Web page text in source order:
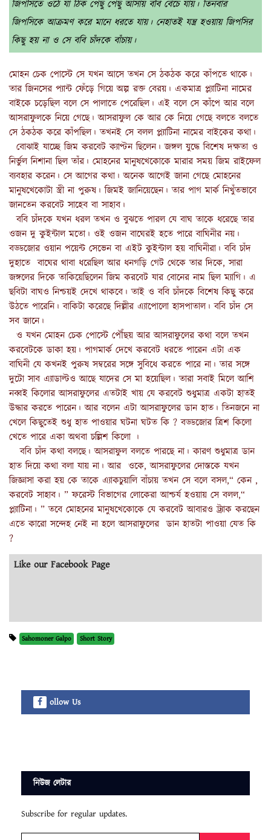
জিপসিতে ওঠে যা ঠিক পেছু পেছু আসায় ববি বেঁচে যায়। তিনবার
জিপসিকে আক্রমণ করে মানে ধরতে যায়। নেহাতই যন্ত্র হওয়ায় জিপসির
কিছু হয় না ও সে ববি চাঁদকে বাঁচায়।
মোহন চেক পোস্টে সে যখন আসে তখন সে ঠকঠক করে কাঁপতে থাকে।
তার জিনসের প্যান্ট ফেঁড়ে গিয়ে অল্প রক্ত বেরয়। একমাত্র প্ল্যাটিনা নামের
বাইকে চড়েছিল বলে সে পালাতে পেরেছিল। এই বলে সে কাঁপে আর বলে
আসরাফুলকে নিয়ে গেছে। আসরাফুল কে আর কে নিয়ে গেছে বলতে বলতে
সে ঠকঠক করে কাঁপছিল। তখনই সে বলল প্ল্যাটিনা নামের বাইকের কথা।
বোঝাই যাচ্ছে জিম করবেট ক্যাপ্টন ছিলেন। জঙ্গল যুদ্ধে বিশেষ দক্ষতা ও
নির্ভুল নিশানা ছিল তাঁর। মোহনের মানুষখেকোকে মারার সময় জিম রাইফেল
ব্যবহার করেন। সে আগের কথা। অনেক আগেই জানা গেছে মোহনের
মানুষখেকোটা স্ত্রী না পুরুষ। জিমই জানিয়েছেন। তার পাগ মার্ক নিখুঁতভাবে
জানতেন করবেট সাহেব বা সাহাব।
ববি চাঁদকে যখন ধরল তখন ও বুঝতে পারল যে বাঘ তাকে ধরেছে তার
ওজন দু কুইন্টাল মতো। ওই ওজন বাঘেরই হতে পারে বাঘিনীর নয়।
বড্ডজোর ওয়ান পয়েন্ট সেভেন বা এইট কুইন্টাল হয় বাঘিনীরা। ববি চাঁদ
দুহাতে বাঘের থাবা ধরেছিল আর ধনগড়ি গেট থেকে তার দিকে, সারা
জঙ্গলের দিকে তাকিয়েছিলেন জিম করবেট যার বোনের নাম ছিল ম্যাগি। এ
ছবিটা বাঘও নিশ্চয়ই দেখে থাকবে। তাই ও ববি চাঁদকে বিশেষ কিছু করে
উঠতে পারেনি। বাকিটা করেছে দিল্লীর এ্যাপোলো হাসপাতাল। ববি চাঁদ সে
সব জানে।
ও যখন মোহন চেক পোস্টে পৌঁছয় আর আসরাফুলের কথা বলে তখন
করবেটকে ডাকা হয়। পাগমার্ক দেখে করবেট ধরতে পারেন এটা এক
বাঘিনী যে কখনই পুরুষ সম্বরের সঙ্গে সুবিধে করতে পারে না। তার সঙ্গে
দুটো সাব এ্যাডাল্টও আছে যাদের সে মা হয়েছিল। তারা সবাই মিলে আশি
নব্বই কিলোর আসরাফুলের এতটাই খায় যে করবেট শুধুমাত্র একটা হাতই
উদ্ধার করতে পারেন। আর বলেন এটা আসরাফুলের ডান হাত। তিনজনে না
খেলে কিছুতেই শুধু হাত পাওয়ার ঘটনা ঘটত কি ? বড্ডজোর ত্রিশ কিলো
খেতে পারে একা অথবা চল্লিশ কিলো ।
ববি চাঁদ কথা বলছে। আসরাফুল বলতে পারছে না। কারণ শুধুমাত্র ডান
হাত দিয়ে কথা বলা যায় না। আর ওকে, আসরাফুলের দোস্তকে যখন
জিজ্ঞাসা করা হয় কে তাকে এ্যাকচুয়ালি বাঁচায় তখন সে বলে বসল,“ কেন ,
করবেট সাহাব। ” ফরেস্ট বিভাগের লোকেরা আশ্চর্য হওয়ায় সে বলল,“
প্ল্যাটিনা। ” তবে মোহনের মানুষখেকোকে যে করবেট আবারও ট্র্যাক করছেন
এতে কারো সন্দেহ নেই না হলে আসরাফুলের ডান হাতটা পাওয়া যেত কি
?
Like our Facebook Page
Sahomoner Galpo Short Story
ollow Us
নিউজ লেটার
Subscribe for regular updates.